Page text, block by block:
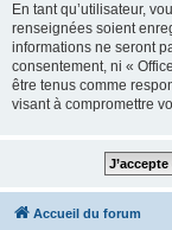
En tant qu’utilisateur,
renseignées soient
informations ne seront
consentement, ni «
être tenus comme
visant à compromettre
Accueil du forum